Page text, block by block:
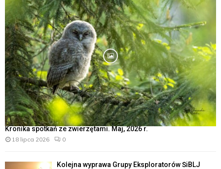
Kronika spotkań ze zwierzętami. Maj, 2026 r.
18 lipca 2026 0
Kolejna wyprawa Grupy Eksploratorów ŚiBLJ